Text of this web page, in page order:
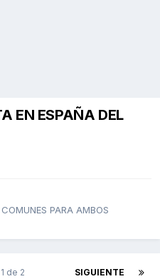
EN ESPAÑA DEL
PARA AMBOS
SIGUIENTE
de 2